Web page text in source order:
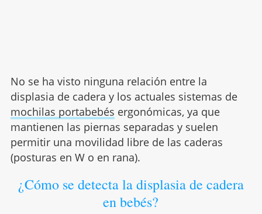
No se ha visto ninguna relación entre la
displasia de cadera y los actuales sistemas de
mochilas portabebés ergonómicas, ya que
mantienen las piernas separadas y suelen
permitir una movilidad libre de las caderas
(posturas en W o en rana).
¿Cómo se detecta la displasia de cadera
en bebés?